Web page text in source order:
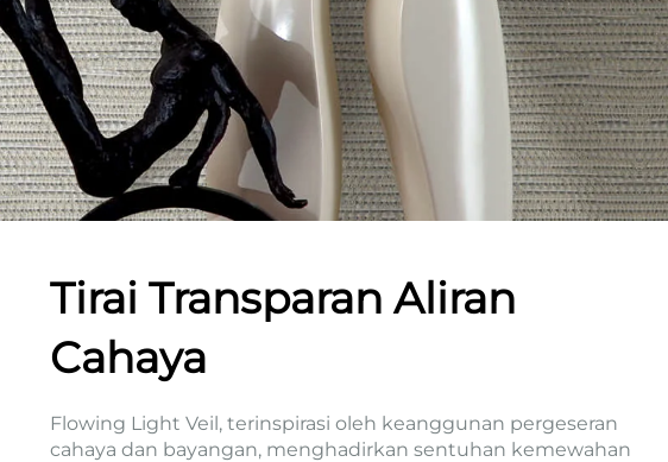
Tirai Transparan Aliran
Cahaya
Flowing Light Veil, terinspirasi oleh keanggunan pergeseran
cahaya dan bayangan, menghadirkan sentuhan kemewahan